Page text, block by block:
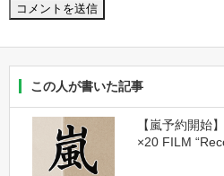
この人が書いた記事
【嵐予約開始
×20 FILM